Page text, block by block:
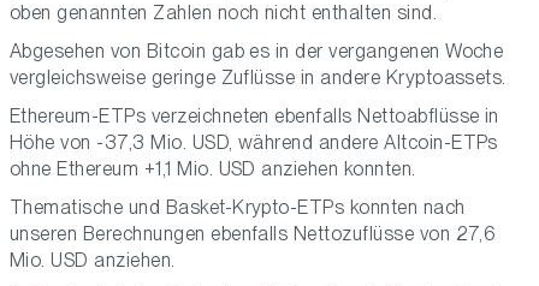
oben genannten Zahlen noch nicht enthalten sind.
Abgesehen von Bitcoin gab es in der vergangenen Woche
vergleichsweise geringe Zuflüsse in andere Kryptoassets.
Ethereum-ETPs verzeichneten ebenfalls Nettoabflüsse in
Höhe von -37,3 Mio. USD, während andere Altcoin-ETPs
ohne Ethereum +1,1 Mio. USD anziehen konnten.
Thematische und Basket-Krypto-ETPs konnten nach
unseren Berechnungen ebenfalls Nettozuflüsse von 27,6
Mio. USD anziehen.